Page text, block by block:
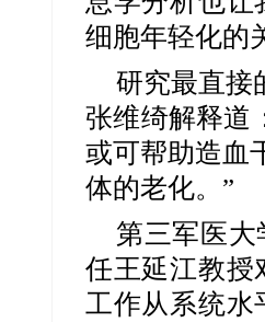
细胞年轻化的
研究最直接
张维绮解释道
或可帮助造血
体的老化。”
第三军医
任王延江教授
工作从系统水